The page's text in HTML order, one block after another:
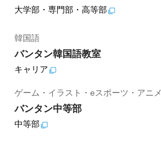
大学部・専門部・高等部
韓国語
バンタン韓国語教室
キャリア
ゲーム・イラスト・eスポーツ・アニメ
バンタン中等部
中等部